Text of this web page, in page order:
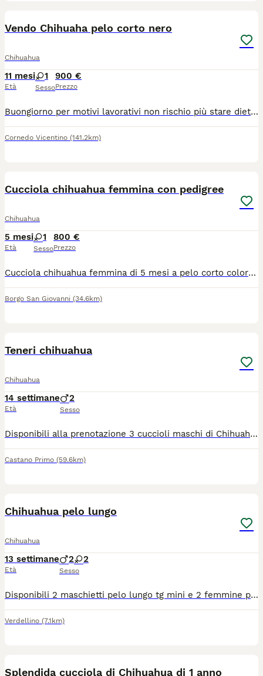
Vendo Chihuaha pelo corto nero
Chihuahua
11 mesi
Età
1
Sesso
900 €
Prezzo
Buongiorno per motivi lavorativi non rischio più stare dietro al mio Chihuaha. A malincuore scelgo di venderla. È una femmina di quasi un anno color nero a pelo corto.
Cornedo Vicentino (141.2km)
Cucciola chihuahua femmina con pedigree
Chihuahua
5 mesi
Età
1
Sesso
800 €
Prezzo
Cucciola chihuahua femmina di 5 mesi a pelo corto color bianco fulvo, con pedigree, microchip e vaccini. Genitori di mia proprietà e visibili in provincia di Lodi
Borgo San Giovanni (34.6km)
Teneri chihuahua
Chihuahua
14 settimane
Età
2
Sesso
Disponibili alla prenotazione 3 cuccioli maschi di Chihuahua nati il 29/04/2026 da genitori di nostra proprietà, visibili. I cuccioli vengono cresciuti in ambiente familiare e saranno ceduti al compimento dei 70 giorni con: ? Pedigree ENCI ? Microchip ? Libretto sanitario ? Vaccinazioni eseguite ? Sverminazioni effettuate e annotate Colorazioni presenti in cucciolata: blue/lilac sable scuro con mascherina I cuccioli saranno visibili solo a persone realmente interessate e amanti della razza. Disponibili ulteriori foto e video in privato. Per informazioni contattare telefonicamente
Castano Primo (59.6km)
Chihuahua pelo lungo
Chihuahua
13 settimane
Età
2 2
Sesso
Disponibili 2 maschietti pelo lungo tg mini e 2 femmine pelo lungo tg toy verranno consegnati completi di ciclo vermifugo trattamento antiparassitario vaccino microchip certificato medico libretto sanitario iscrizione anagrafe canina passaggio di proprietà kit cucciolo genitori visibili abituati alla traversa e ben socializzati solo persone responsabili siamo in provincia di Bergamo solo contatti telefonici 3491350788
Verdellino (7.1km)
Splendida cucciola di Chihuahua di 1 anno